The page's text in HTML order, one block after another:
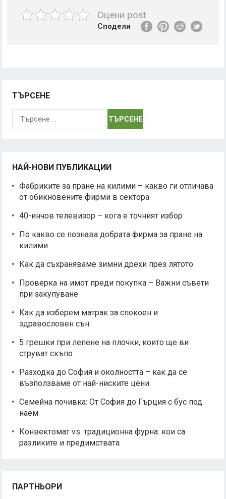
Оцени post
Сподели
ТЪРСЕНЕ
Търсене
НАЙ-НОВИ ПУБЛИКАЦИИ
Фабриките за пране на килими – какво ги отличава
от обикновените фирми в сектора
40-инчов телевизор – кога е точният избор
По какво се познава добрата фирма за пране на
килими
Как да съхраняваме зимни дрехи през лятото
Проверка на имот преди покупка – Важни съвети
при закупуване
Как да изберем матрак за спокоен и
здравословен сън
5 грешки при лепене на плочки, които ще ви
струват скъпо
Разходка до София и околността – как да се
възползваме от най-ниските цени
Семейна почивка: От София до Гърция с бус под
наем
Конвектомат vs. традиционна фурна: кои са
разликите и предимствата
ПАРТНЬОРИ